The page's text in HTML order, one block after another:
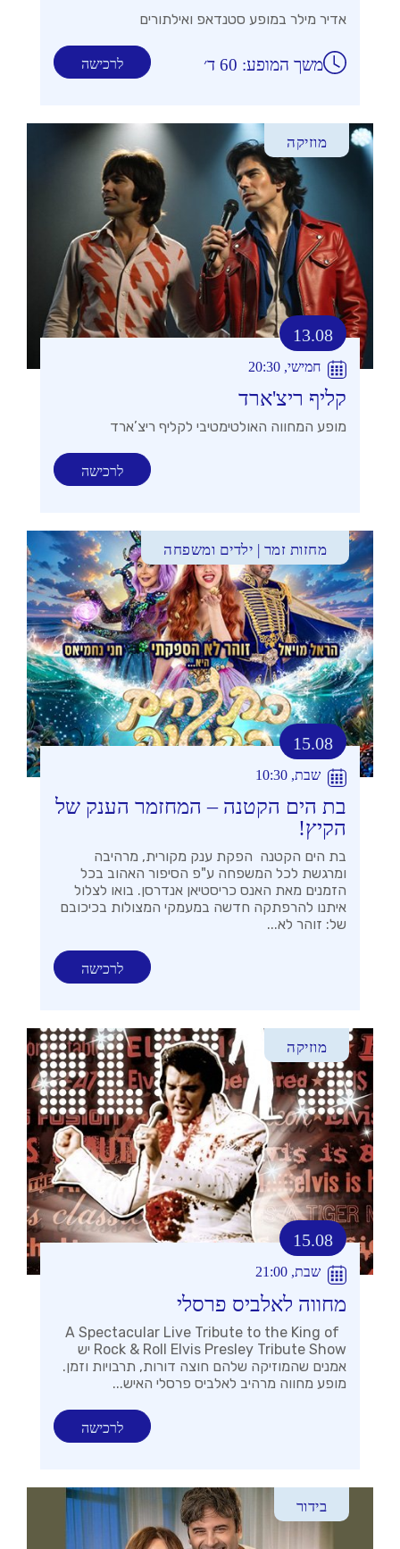
אדיר מילר במופע סטנדאפ ואילתורים
לרכישה משך המופע: 60 ד׳
מוזיקה
13.08
חמישי, 20:30
קליף ריצ'ארד
מופע המחווה האולטימטיבי לקליף ריצ’ארד
לרכישה
מחזות זמר | ילדים ומשפחה
15.08
שבת, 10:30
בת הים הקטנה – המחזמר הענק של
הקיץ!
בת הים הקטנה הפקת ענק מקורית, מרהיבה
ומרגשת לכל המשפחה ע"פ הסיפור האהוב בכל
הזמנים מאת האנס כריסטיאן אנדרסן. בואו לצלול
איתנו להרפתקה חדשה במעמקי המצולות בכיכובם
של: זוהר לא...
לרכישה
מוזיקה
15.08
שבת, 21:00
מחווה לאלביס פרסלי
A Spectacular Live Tribute to the King of
Rock & Roll Elvis Presley Tribute Show יש
אמנים שהמוזיקה שלהם חוצה דורות, תרבויות וזמן.
מופע מחווה מרהיב לאלביס פרסלי האיש...
לרכישה
בידור